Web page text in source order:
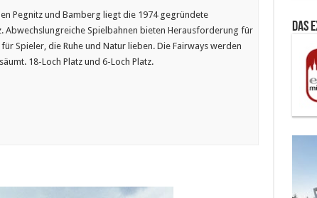
Pegnitz und Bamberg liegt die 1974 gegründete
Abwechslungreiche Spielbahnen bieten Herausforderung für
Spieler, die Ruhe und Natur lieben. Die Fairways werden
18-Loch Platz und 6-Loch Platz.
Das